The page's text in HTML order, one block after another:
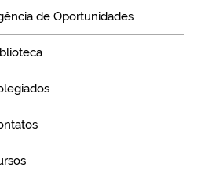
de Oportunidades